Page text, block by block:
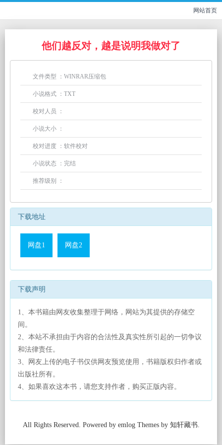
网站首页
他们越反对，越是说明我做对了
文件类型 ：WINRAR压缩包
小说格式 ：TXT
校对人员 ：
小说大小 ：
校对进度 ：软件校对
小说状态 ：完结
推荐级别 ：
下载地址
网盘1 网盘2
下载声明
1、本书籍由网友收集整理于网络，网站为其提供的存储空
间。
2、本站不承担由于内容的合法性及真实性所引起的一切争议
和法律责任。
3、网友上传的电子书仅供网友预览使用，书籍版权归作者或
出版社所有。
4、如果喜欢这本书，请您支持作者，购买正版内容。
All Rights Reserved. Powered by emlog Themes by 知轩藏书.